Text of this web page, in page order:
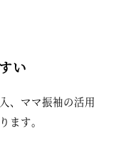
い
、ママ振袖の活用
ます。